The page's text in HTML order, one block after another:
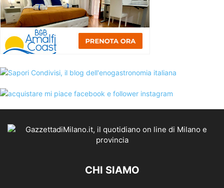
CHI SIAMO